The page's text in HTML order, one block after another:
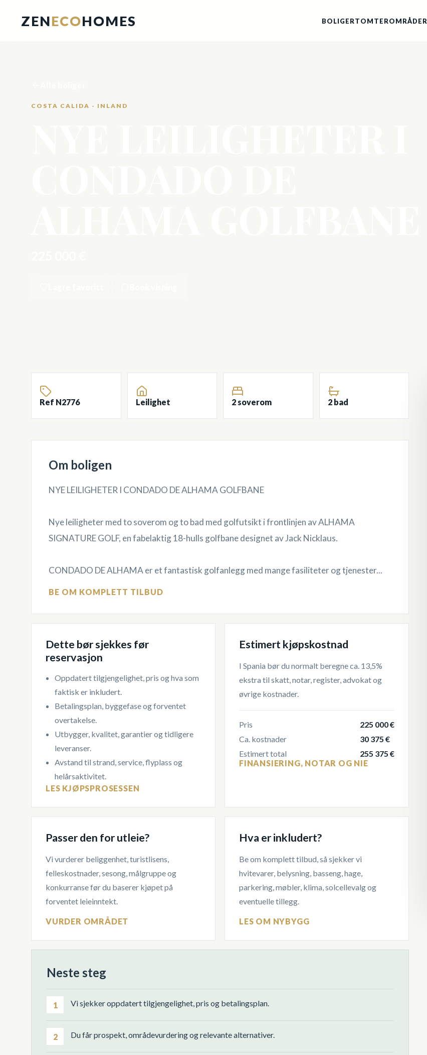
ZENECOHOMES BOLIGERTOMTEROMRÅDER
COSTA CALIDA - INLAND
Ref N2776 Leilighet 2 soverom 2 bad
Om boligen
NYE LEILIGHETER I CONDADO DE ALHAMA GOLFBANE
Nye leiligheter med to soverom og to bad med golfutsikt i frontlinjen av ALHAMA
SIGNATURE GOLF, en fabelaktig 18-hulls golfbane designet av Jack Nicklaus.
CONDADO DE ALHAMA er et fantastisk golfanlegg med mange fasiliteter og tjenester...
BE OM KOMPLETT TILBUD
Dette bør sjekkes før
reservasjon
Oppdatert tilgjengelighet, pris og hva som
faktisk er inkludert.
Betalingsplan, byggefase og forventet
overtakelse.
Utbygger, kvalitet, garantier og tidligere
leveranser.
Avstand til strand, service, flyplass og
helårsaktivitet.
LES KJØPSPROSESSEN
Estimert kjøpskostnad
I Spania bør du normalt beregne ca. 13,5%
ekstra til skatt, notar, register, advokat og
øvrige kostnader.
Pris
225 000 €
Ca. kostnader
30 375 €
Estimert total
255 375 €
FINANSIERING, NOTAR OG NIE
Passer den for utleie?
Vi vurderer beliggenhet, turistlisens,
felleskostnader, sesong, målgruppe og
konkurranse før du baserer kjøpet på
forventet leieinntekt.
VURDER OMRÅDET
Hva er inkludert?
Be om komplett tilbud, så sjekker vi
hvitevarer, belysning, basseng, hage,
parkering, møbler, klima, solcellevalg og
eventuelle tillegg.
LES OM NYBYGG
Neste steg
1 Vi sjekker oppdatert tilgjengelighet, pris og betalingsplan.
2 Du får prospekt, områdevurdering og relevante alternativer.